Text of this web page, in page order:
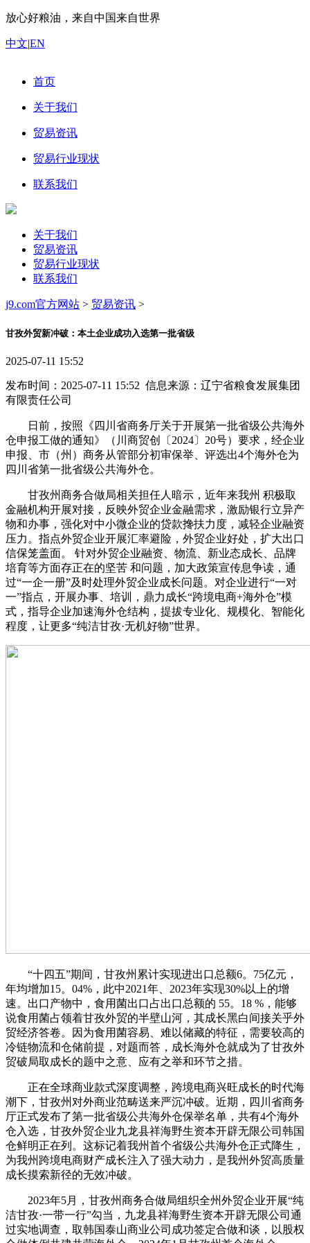
放心好粮油，来自中国来自世界
中文|EN
首页
关于我们
贸易资讯
贸易行业现状
联系我们
关于我们
贸易资讯
贸易行业现状
联系我们
j9.com官方网站 > 贸易资讯 >
甘孜外贸新冲破：本土企业成功入选第一批省级
2025-07-11 15:52
发布时间：2025-07-11 15:52 信息来源：辽宁省粮食发展集团
有限责任公司
日前，按照《四川省商务厅关于开展第一批省级公共海外
仓申报工做的通知》（川商贸创〔2024〕20号）要求，经企业
申报、市（州）商务从管部分初审保举、评选出4个海外仓为
四川省第一批省级公共海外仓。
甘孜州商务合做局相关担任人暗示，近年来我州 积极取
金融机构开展对接，反映外贸企业金融需求，激励银行立异产
物和办事，强化对中小微企业的贷款搀扶力度，减轻企业融资
压力。指点外贸企业开展汇率避险，外贸企业好处，扩大出口
信保笼盖面。 针对外贸企业融资、物流、新业态成长、品牌
培育等方面存正在的坚苦 和问题，加大政策宣传息争读，通
过“一企一册”及时处理外贸企业成长问题。对企业进行“一对
一”指点，开展办事、培训，鼎力成长“跨境电商+海外仓”模
式，指导企业加速海外仓结构，提拔专业化、规模化、智能化
程度，让更多“纯洁甘孜·无机好物”世界。
“十四五”期间，甘孜州累计实现进出口总额6。75亿元，
年均增加15。04%，此中2021年、2023年实现30%以上的增
速。出口产物中，食用菌出口占出口总额的 55。18 %，能够
说食用菌占领着甘孜外贸的半壁山河，其成长黑白间接关乎外
贸经济答卷。因为食用菌容易、难以储藏的特征，需要较高的
冷链物流和仓储前提，对题而答，成长海外仓就成为了甘孜外
贸破局取成长的题中之意、应有之举和环节之措。
正在全球商业款式深度调整，跨境电商兴旺成长的时代海
潮下，甘孜州对外商业范畴送来严沉冲破。近期，四川省商务
厅正式发布了第一批省级公共海外仓保举名单，共有4个海外
仓入选，甘孜外贸企业九龙县祥海野生资本开辟无限公司韩国
仓鲜明正在列。这标记着我州首个省级公共海外仓正式降生，
为我州跨境电商财产成长注入了强大动力，是我州外贸高质量
成长摸索新径的无效冲破。
2023年5月，甘孜州商务合做局组织全州外贸企业开展“纯
洁甘孜·一带一行”勾当，九龙县祥海野生资本开辟无限公司通
过实地调查，取韩国泰山商业公司成功签定合做和谈，以股权